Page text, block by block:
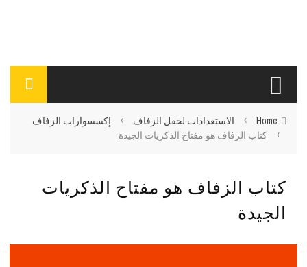
Home
› الاستعدادات لحفل الزفاف › إكسسوارات الزفاف
› كتاب الزفاف هو مفتاح الذكريات الجيدة
كتاب الزفاف هو مفتاح الذكريات
الجيدة